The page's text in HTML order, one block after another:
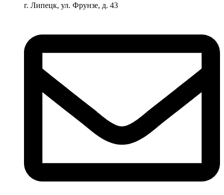
г. Липецк, ул. Фрунзе, д. 43